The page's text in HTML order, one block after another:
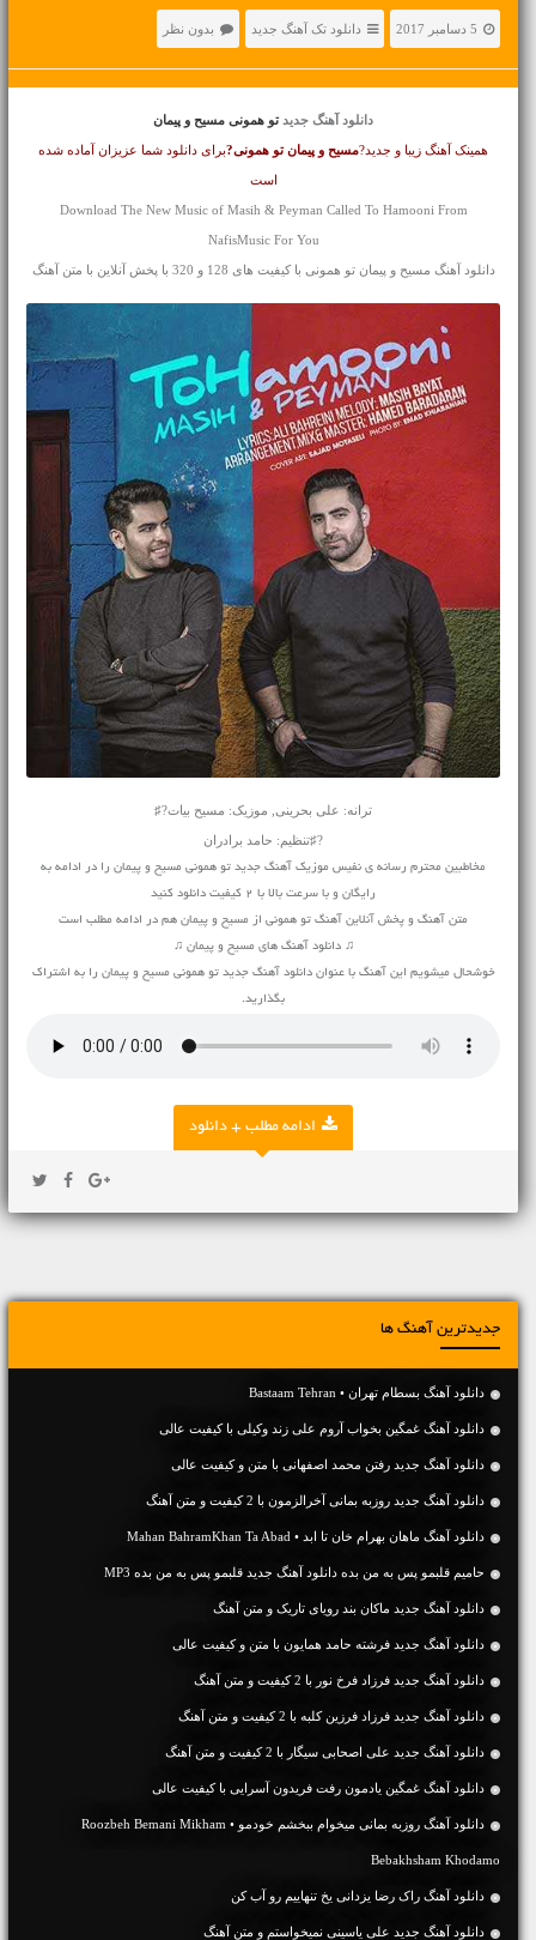
5 دسامبر 2017 دانلود تک آهنگ جدید بدون نظر
دانلود آهنگ جدید تو همونی مسیح و پیمان
همینک آهنگ زیبا و جدید?مسیح و پیمان تو همونی?برای دانلود شما عزیزان آماده شده
است
Download The New Music of Masih & Peyman Called To Hamooni From
NafisMusic For You
دانلود آهنگ مسیح و پیمان تو همونی با کیفیت های 128 و 320 با پخش آنلاین با متن آهنگ
ترانه: علی بحرینی, موزیک: مسیح بیات?♯
?♯تنظیم: حامد برادران
مخاطبین محترم رسانه ی نفیس موزیک آهنگ جدید تو همونی مسیح و پیمان را در ادامه به
رایگان و با سرعت بالا با 2 کیفیت دانلود کنید
متن آهنگ و پخش آنلاین آهنگ تو همونی از مسیح و پیمان هم در ادامه مطلب است
♫ دانلود آهنگ های مسیح و پیمان ♫
خوشحال میشویم این آهنگ با عنوان دانلود آهنگ جدید تو همونی مسیح و پیمان را به اشتراک
بگذارید.
ادامه مطلب + دانلود
جدیدترین آهنگ ها
دانلود آهنگ بسطام تهران • Bastaam Tehran
دانلود آهنگ غمگین بخواب آروم علی زند وکیلی با کیفیت عالی
دانلود آهنگ جديد رفتن محمد اصفهانی با متن و کیفیت عالی
دانلود آهنگ جديد روزبه بمانی آخرالزمون با 2 کیفیت و متن آهنگ
دانلود آهنگ ماهان بهرام خان تا ابد • Mahan BahramKhan Ta Abad
حامیم قلبمو پس به من بده دانلود آهنگ جدید قلبمو پس به من بده MP3
دانلود آهنگ جديد ماکان بند رویای تاریک و متن آهنگ
دانلود آهنگ جديد فرشته حامد همایون با متن و کیفیت عالی
دانلود آهنگ جديد فرزاد فرخ نور با 2 کیفیت و متن آهنگ
دانلود آهنگ جديد فرزاد فرزین کلبه با 2 کیفیت و متن آهنگ
دانلود آهنگ جديد علی اصحابی سیگار با 2 کیفیت و متن آهنگ
دانلود آهنگ غمگین یادمون رفت فریدون آسرایی با کیفیت عالی
دانلود آهنگ روزبه بمانی میخوام ببخشم خودمو • Roozbeh Bemani Mikham
Bebakhsham Khodamo
دانلود آهنگ راک رضا یزدانی یخ تنهاییم رو آب کن
دانلود آهنگ جديد علی یاسینی نمیخواستم و متن آهنگ